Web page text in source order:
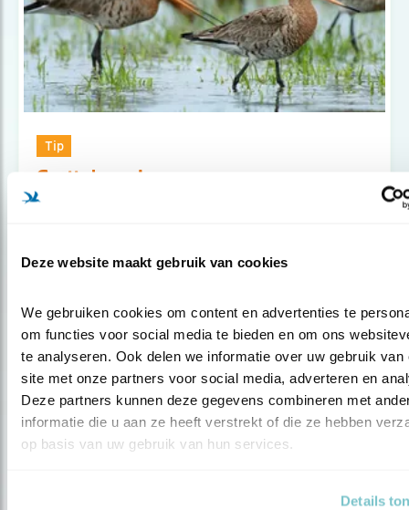
Deze website maakt gebruik van cookies
We gebruiken cookies om content en advertenties te
om functies voor social media te bieden en om ons
te analyseren. Ook delen we informatie over uw gebruik van
site met onze partners voor social media, adverteren en
Deze partners kunnen deze gegevens combineren met
informatie die u aan ze heeft verstrekt of die ze hebben
op basis van uw gebruik van hun services.
Details
Tip
Grutto’s onderweg
LEVEN OP HET RANDJE
Door Hans Peeters